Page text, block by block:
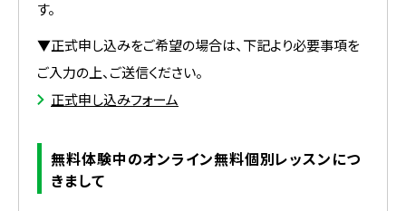
す。
▼正式申し込みをご希望の場合は、下記より必要事項を
ご入力の上、ご送信ください。
正式申し込みフォーム
無料体験中のオンライン無料個別レッスンにつ
きまして